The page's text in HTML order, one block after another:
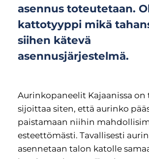
asennus toteutetaan.
kattotyyppi mikä
siihen kätevä
asennusjärjestelmä.
Aurinkopaneelit Kajaanissa on
sijoittaa siten, että aurinko
paistamaan niihin
esteettömästi. Tavallisesti
asennetaan talon katolle